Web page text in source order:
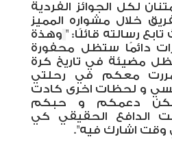
لكل الجوائز الفردية
خلال مشواره المميز
رسالته قائلًا: " وهذة
دائمًا ستظل محفورة
مضيئة في تاريخ كرة
معكم في رحلتي
و لحظات اخرى كادت
دعمكم و حبكم
الدافع الحقيقي كي
وقت اشارك فيه".